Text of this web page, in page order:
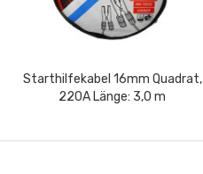
Starthilfekabel 16mm Quadrat,
220A Länge: 3,0 m